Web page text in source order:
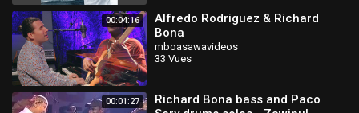
00:04:16
Alfredo Rodriguez & Richard
Bona
mboasawavideos
33 Vues
00:01:27
Richard Bona bass and Paco